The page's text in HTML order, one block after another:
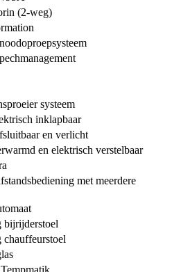
(2-weg)
systeem
inklapbaar
en verlicht
en elektrisch verstelbaar
met meerdere
bijrijderstoel